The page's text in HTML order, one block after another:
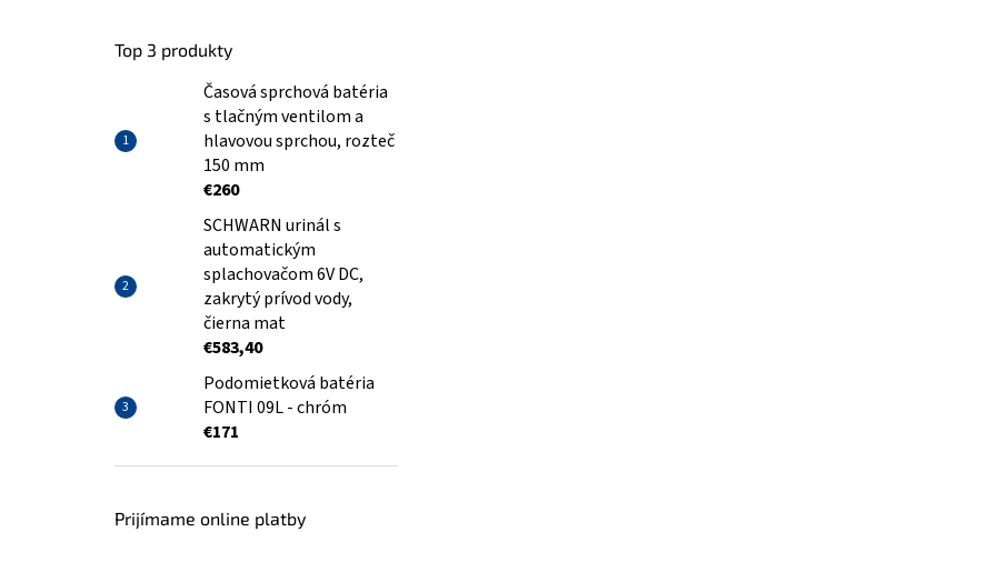
Top 3 produkty
Časová sprchová batéria
s tlačným ventilom a
hlavovou sprchou, rozteč
150 mm
€260
SCHWARN urinál s
automatickým
splachovačom 6V DC,
zakrytý prívod vody,
čierna mat
€583,40
Podomietková batéria
FONTI 09L - chróm
€171
Prijímame online platby